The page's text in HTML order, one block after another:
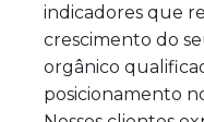
indicadores que
crescimento do
orgânico
posicionamento